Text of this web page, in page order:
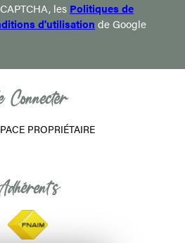
les Politiques de
d'utilisation de Google
Connecter
PROPRIÉTAIRE